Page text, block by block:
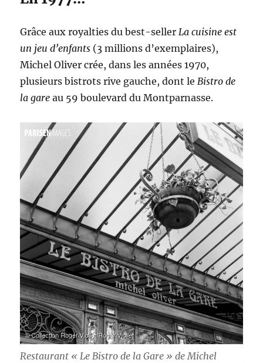
Grâce aux royalties du best-sellerLa cuisine est
un jeu d’enfants (3 millions d’exemplaires),
Michel Oliver crée, dans les années 1970,
plusieurs bistrots rive gauche, dont leBistro de
la gareau 59 boulevard du Montparnasse.
Restaurant « Le Bistro de la Gare » de Michel